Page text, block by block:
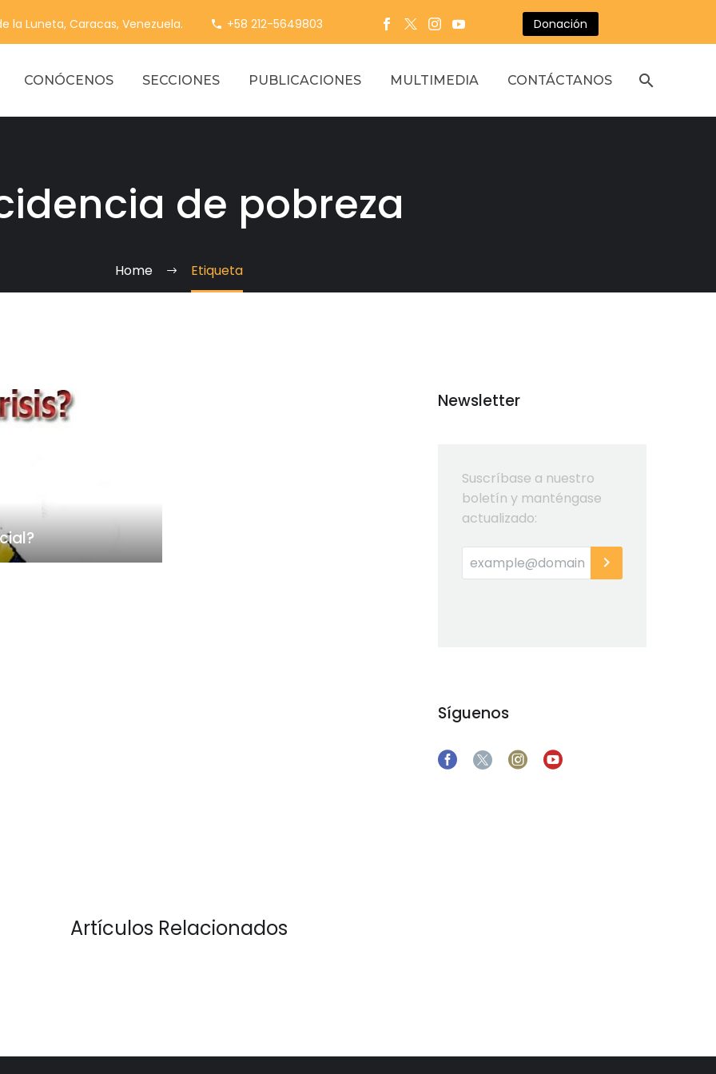
la Luneta, Caracas, Venezuela. +58 212-5649803 Donación
CONÓCENOS SECCIONES PUBLICACIONES MULTIMEDIA CONTÁCTANOS
de pobreza
Home Etiqueta
Newsletter
Suscríbase a nuestro
boletín y manténgase
actualizado:
Síguenos
Artículos Relacionados